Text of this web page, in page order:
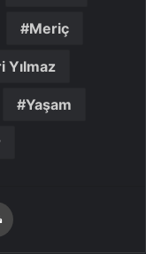
Meriç
Yılmaz
Yaşam